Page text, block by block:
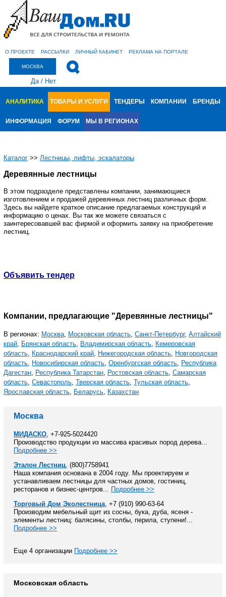
О ПРОЕКТЕ РАССЫЛКИ ЛИЧНЫЙ КАБИНЕТ РЕКЛАМА НА ПОРТАЛЕ
МОСКВА
Да/ Нет
АНАЛИТИКА ТОВАРЫ И УСЛУГИ ТЕНДЕРЫ КОМПАНИИ БРЕНДЫ
ИНФОРМАЦИЯ ФОРУМ МЫ В РЕГИОНАХ
Каталог >> Лестницы, лифты, эскалаторы
Деревянные лестницы
В этом подразделе представлены компании, занимающиеся
изготовлением и продажей деревянных лестниц различных форм.
Здесь вы найдете краткое описание предлагаемых конструкций и
информацию о ценах. Вы так же можете связаться с
заинтересовавшей вас фирмой и оформить заявку на приобретение
лестниц.
Объявить тендер
Компании, предлагающие "Деревянные лестницы"
В регионах: Москва, Московская область, Санкт-Петербург, Алтайский
край, Брянская область, Владимирская область, Кемеровская
область, Краснодарский край, Нижегородская область, Новгородская
область, Новосибирская область, Оренбургская область, Республика
Дагестан, Республика Татарстан, Ростовская область, Самарская
область, Севастополь, Тверская область, Тульская область,
Ярославская область, Беларусь, Казахстан
Москва
МИДАСКО, +7-925-5024420
Производство продукции из массива красивых пород дерева...
Подробнее >>
Эталон Лестниц, (800)7758941
Наша компания основана в 2004 году. Мы проектируем и
устанавливаем лестницы для частных домов, гостиниц,
ресторанов и бизнес-центров... Подробнее >>
Торговый Дом Эколестница, +7 (910) 990-63-64
Производим мебельный щит из сосны, бука, дуба, ясеня -
элементы лестниц: балясины, столбы, перила, ступени!...
Подробнее >>
Еще 4 организации Подробнее >>
Московская область